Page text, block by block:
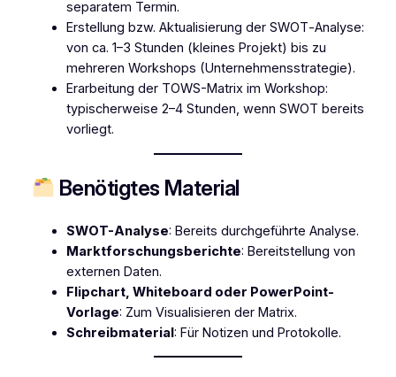
separatem Termin.
Erstellung bzw. Aktualisierung der SWOT‑Analyse:
von ca. 1–3 Stunden (kleines Projekt) bis zu
mehreren Workshops (Unternehmensstrategie).
Erarbeitung der TOWS-Matrix im Workshop:
typischerweise 2–4 Stunden, wenn SWOT bereits
vorliegt.
Benötigtes Material
SWOT-Analyse: Bereits durchgeführte Analyse.
Marktforschungsberichte: Bereitstellung von
externen Daten.
Flipchart, Whiteboard oder PowerPoint-
Vorlage: Zum Visualisieren der Matrix.
Schreibmaterial: Für Notizen und Protokolle.